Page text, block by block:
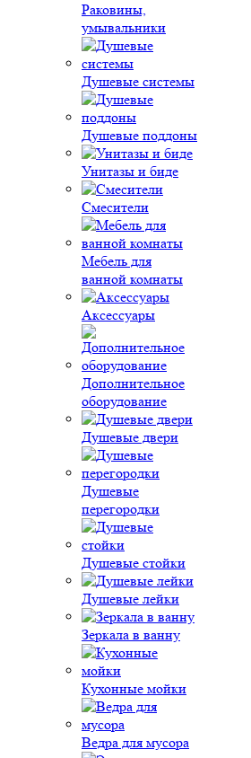
Раковины,
умывальники
Душевые системы
Душевые поддоны
Унитазы и биде
Смесители
Мебель для
ванной комнаты
Аксессуары
Дополнительное
оборудование
Душевые двери
Душевые
перегородки
Душевые стойки
Душевые лейки
Зеркала в ванну
Кухонные мойки
Ведра для мусора